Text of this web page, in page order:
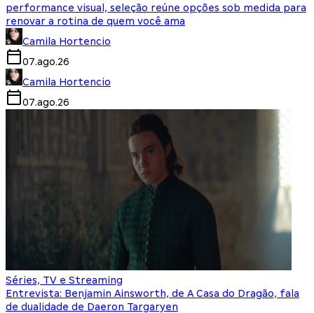
performance visual, seleção reúne opções sob medida para
renovar a rotina de quem você ama
Camila Hortencio
07.ago.26
Camila Hortencio
07.ago.26
Séries, TV e Streaming
Entrevista: Benjamin Ainsworth, de A Casa do Dragão, fala
de dualidade de Daeron Targaryen